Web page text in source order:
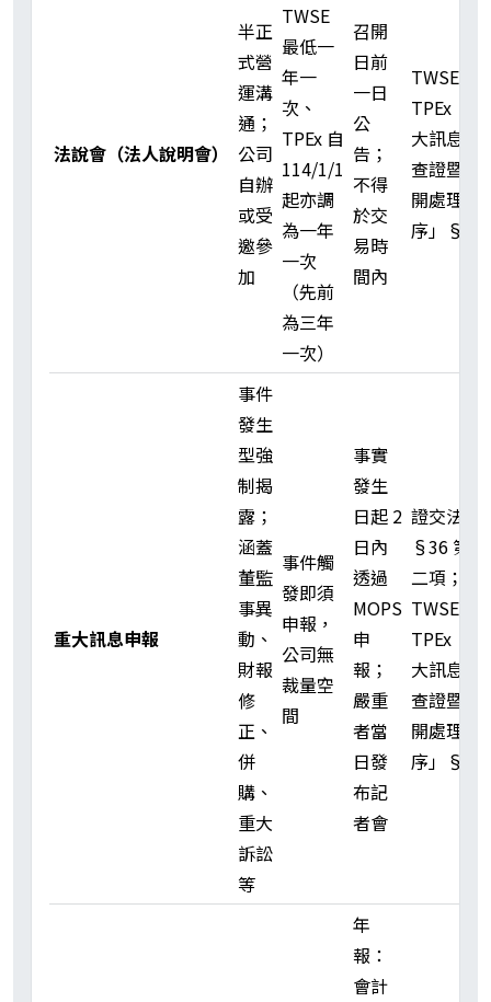
法說會（法人說明會）
半正
式營
運溝
通；
公司
自辦
或受
邀參
加
TWSE
最低一
年一
次、
TPEx 自
114/1/1
起亦調
為一年
一次
（先前
為三年
一次）
召開
日前
一日
公
告；
不得
於交
易時
間內
TWSE／
TPEx「重
大訊息之
查證暨公
開處理程
序」§8
重大訊息申報
事件
發生
型強
制揭
露；
涵蓋
董監
事異
動、
財報
修
正、
併
購、
重大
訴訟
等
事件觸
發即須
申報，
公司無
裁量空
間
事實
發生
日起 2
日內
透過
MOPS
申
報；
嚴重
者當
日發
布記
者會
證交法
§36 第
二項；
TWSE／
TPEx「重
大訊息之
查證暨公
開處理程
序」§4
年
報：
會計